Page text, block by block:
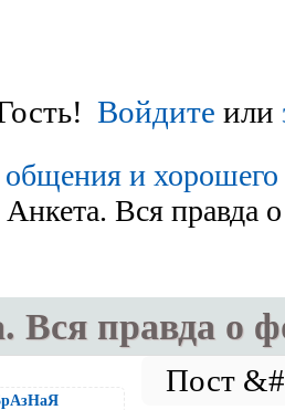
Войдите или
и хорошего
Анкета. Вся правда
Вся правда о